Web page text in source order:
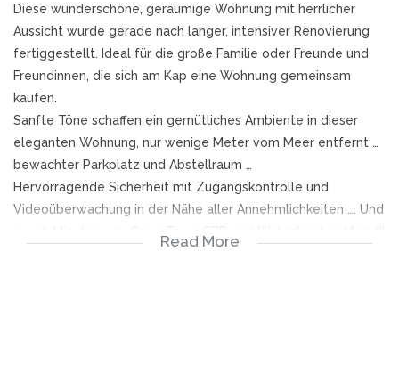
Diese wunderschöne, geräumige Wohnung mit herrlicher
Aussicht wurde gerade nach langer, intensiver Renovierung
fertiggestellt. Ideal für die große Familie oder Freunde und
Freundinnen, die sich am Kap eine Wohnung gemeinsam
kaufen.
Sanfte Töne schaffen ein gemütliches Ambiente in dieser
eleganten Wohnung, nur wenige Meter vom Meer entfernt …
bewachter Parkplatz und Abstellraum …
Hervorragende Sicherheit mit Zugangskontrolle und
Videoüberwachung in der Nähe aller Annehmlichkeiten …. Und
Read More